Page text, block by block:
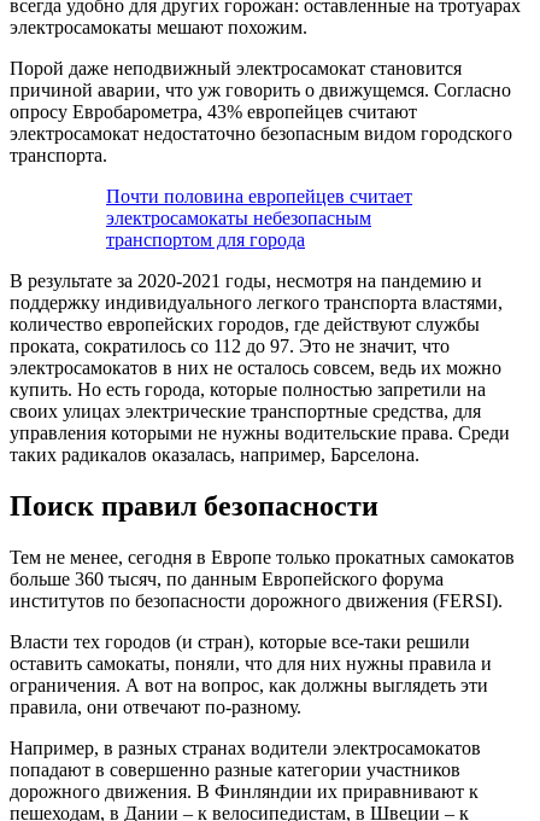
всегда удобно для других горожан: оставленные на тротуарах
электросамокаты мешают похожим.
Порой даже неподвижный электросамокат становится
причиной аварии, что уж говорить о движущемся. Согласно
опросу Евробарометра, 43% европейцев считают
электросамокат недостаточно безопасным видом городского
транспорта.
Почти половина европейцев считает
электросамокаты небезопасным
транспортом для города
В результате за 2020-2021 годы, несмотря на пандемию и
поддержку индивидуального легкого транспорта властями,
количество европейских городов, где действуют службы
проката, сократилось со 112 до 97. Это не значит, что
электросамокатов в них не осталось совсем, ведь их можно
купить. Но есть города, которые полностью запретили на
своих улицах электрические транспортные средства, для
управления которыми не нужны водительские права. Среди
таких радикалов оказалась, например, Барселона.
Поиск правил безопасности
Тем не менее, сегодня в Европе только прокатных самокатов
больше 360 тысяч, по данным Европейского форума
институтов по безопасности дорожного движения (FERSI).
Власти тех городов (и стран), которые все-таки решили
оставить самокаты, поняли, что для них нужны правила и
ограничения. А вот на вопрос, как должны выглядеть эти
правила, они отвечают по-разному.
Например, в разных странах водители электросамокатов
попадают в совершенно разные категории участников
дорожного движения. В Финляндии их приравнивают к
пешеходам, в Дании – к велосипедистам, в Швеции – к